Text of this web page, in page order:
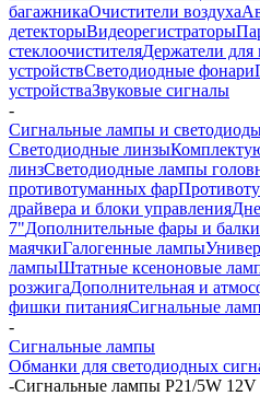
багажникаОчистители воздуха
детекторыВидеорегистраторы
стеклоочистителяДержатели
устройствСветодиодные фонари
устройстваЗвуковые сигналы
-
Cигнальные лампы и
Светодиодные линзы
линзСветодиодные лампы
противотуманных фар
драйвера и блоки управления
7"Дополнительные фары и балки
маячкиГалогенные лампы
лампыШтатные ксеноновые
розжигаДополнительная и
фишки питанияCигнальные
-
Сигнальные лампы
Обманки для светодиодных
-Сигнальные лампы P21/5W 12V